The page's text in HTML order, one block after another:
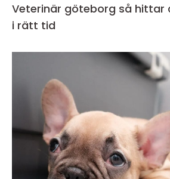
Veterinär göteborg så hittar djuret rätt vård
i rätt tid